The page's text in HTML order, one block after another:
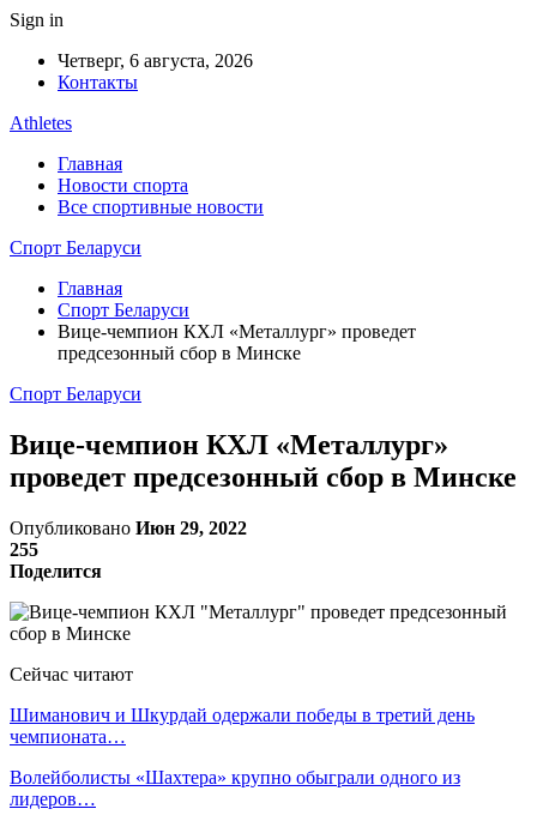
Sign in
Четверг, 6 августа, 2026
Контакты
Athletes
Главная
Новости спорта
Все спортивные новости
Спорт Беларуси
Главная
Спорт Беларуси
Вице-чемпион КХЛ «Металлург» проведет
предсезонный сбор в Минске
Спорт Беларуси
Вице-чемпион КХЛ «Металлург»
проведет предсезонный сбор в Минске
Опубликовано Июн 29, 2022
255
Поделится
Сейчас читают
Шиманович и Шкурдай одержали победы в третий день
чемпионата…
Волейболисты «Шахтера» крупно обыграли одного из
лидеров…